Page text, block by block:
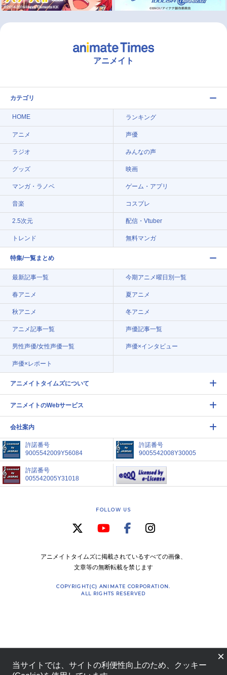
アニメイト
カテゴリ
HOME ランキング
アニメ 声優
ラジオ みんなの声
グッズ 映画
マンガ・ラノベ ゲーム・アプリ
音楽 コスプレ
2.5次元 配信・Vtuber
トレンド 無料マンガ
特集/一覧まとめ
最新記事一覧 今期アニメ曜日別一覧
春アニメ 夏アニメ
秋アニメ 冬アニメ
アニメ記事一覧 声優記事一覧
男性声優/女性声優一覧 声優×インタビュー
声優×レポート
アニメイトタイムズについて
アニメイトのWebサービス
会社案内
許諾番号
9005542009Y56084
許諾番号
9005542008Y30005
許諾番号
005542005Y31018
FOLLOW US
アニメイトタイムズに掲載されているすべての画像、
文章等の無断転載を禁じます
COPYRIGHT(C) ANIMATE CORPORATION.
ALL RIGHTS RESERVED
×
当サイトでは、サイトの利便性向上のため、クッキー